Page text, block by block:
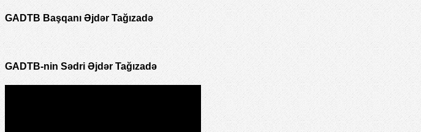
GADTB Başqanı Əjdər Tağızadə
GADTB-nin Sədri Əjdər Tağızadə